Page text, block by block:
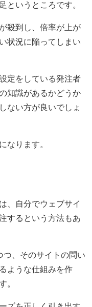
というところです。
殺到し、倍率が上が
状況に陥ってしまい
定をしている発注者
知識があるかどうか
ない方が良いでしょ
なります。
、自分でウェブサイ
するという方法もあ
つ、そのサイトの問い
ような仕組みを作
。